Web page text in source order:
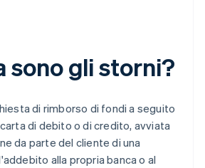
sono gli storni?
di rimborso di fondi a seguito
di debito o di credito, avviata
da parte del cliente di una
alla propria banca o al